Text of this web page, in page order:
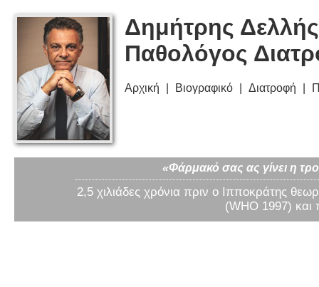
Δημήτρης
Παθολόγος
Αρχική Βιογραφικό Διατροφή
«Φάρμακό σας ας γίνει η
2,5 χιλιάδες χρόνια πριν ο Ιπποκράτης
(WHO 1997) και